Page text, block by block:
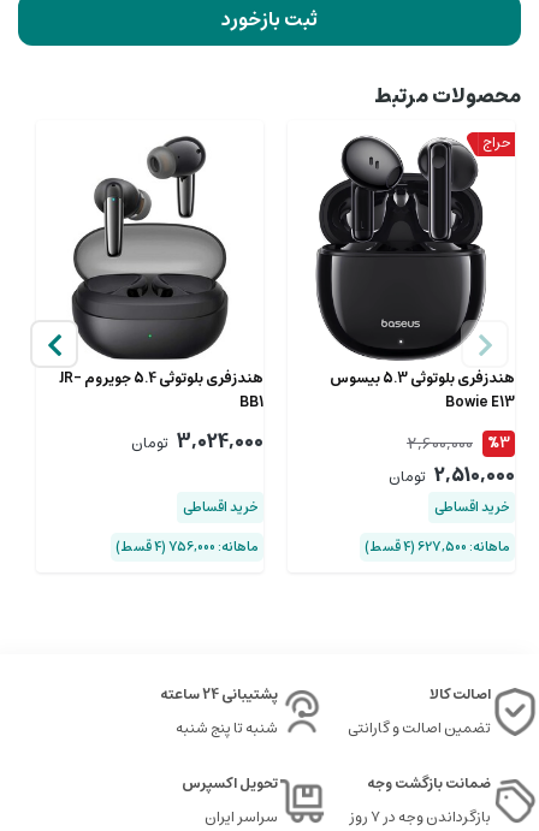
ثبت بازخورد
محصولات مرتبط
هندزفری بلوتوثی 5.3 بیسوس
Bowie E13
%3
2,600,000
2,510,000 تومان
خرید اقساطی
ماهانه: 627,500 (۴ قسط)
هندزفری بلوتوثی 5.4 جویروم JR-
BB1
3,024,000 تومان
خرید اقساطی
ماهانه: 756,000 (۴ قسط)
اصالت کالا
تضمین اصالت و گارانتی
پشتیبانی 24 ساعته
شنبه تا پنج شنبه
ضمانت بازگشت وجه
بازگرداندن وجه در ۷ روز
تحویل اکسپرس
سراسر ایران